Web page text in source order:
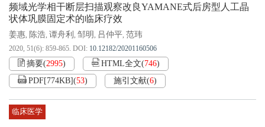
频域光学相干断层扫描观察改良YAMANE式后房型人工晶
状体巩膜固定术的临床疗效
姜惠, 陈浩, 谭舟利 , 邹明, 吕仲平, 范玮
2020, 51(6): 859-865. DOI: 10.12182/20201160506
摘要(2995) HTML全文(746)
PDF[774KB](53) 施引文献(6)
临床医学